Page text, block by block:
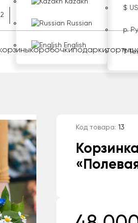
Kazakh
Russian
English
$
р.
₸
коробочкиподаркиторты
Код товара: 13